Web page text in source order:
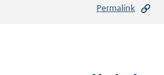
Permalink